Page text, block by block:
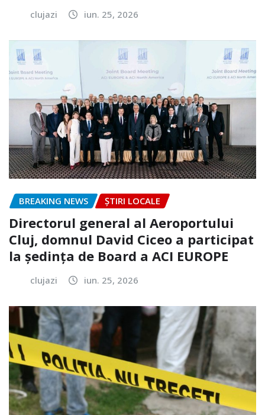
clujazi iun. 25, 2026
BREAKING NEWS ȘTIRI LOCALE
Directorul general al Aeroportului
Cluj, domnul David Ciceo a participat
la ședința de Board a ACI EUROPE
clujazi iun. 25, 2026